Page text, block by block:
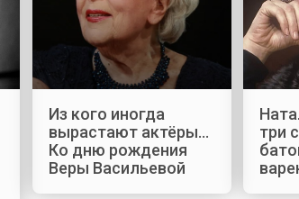
Из кого иногда
вырастают актёры…
Ко дню рождения
Веры Васильевой
три